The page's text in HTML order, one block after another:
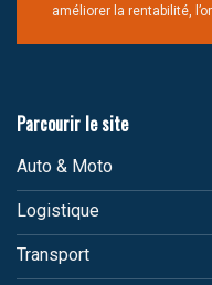
améliorer la rentabilité,
Parcourir le site
Auto & Moto
Logistique
Transport